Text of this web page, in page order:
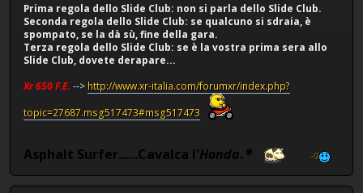
Prima regola dello Slide Club: non si parla dello Slide Club.
Seconda regola dello Slide Club: se qualcuno si sdraia, è
spompato, se la dà sù, fine della gara.
Terza regola dello Slide Club: se è la vostra prima sera allo
Slide Club, dovete derapare...
Xr 650 F.E. --> http://www.xr-italia.com/forumxr/index.php?
topic=27687.msg517473#msg517473
Asphalt Surfer......Cavalca l'Honda. ®